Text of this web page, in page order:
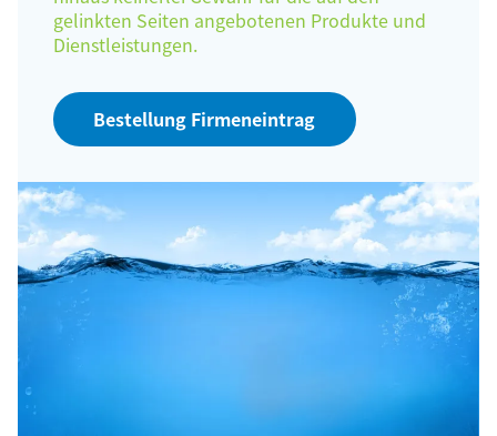
gelinkten Seiten angebotenen Produkte und
Dienstleistungen.
Bestellung Firmeneintrag